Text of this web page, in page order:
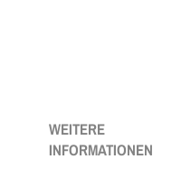
WEITERE
INFORMATIONEN